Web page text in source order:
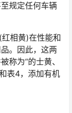
规定任何车辆
相黄)在性能和
。因此，这两
称为“的士黄、
表4，添加有机